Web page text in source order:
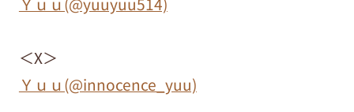
＜X＞
Ｙｕｕ(@innocence_yuu)